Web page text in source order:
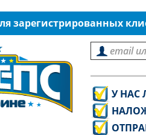
зарегистрированных
У НАС